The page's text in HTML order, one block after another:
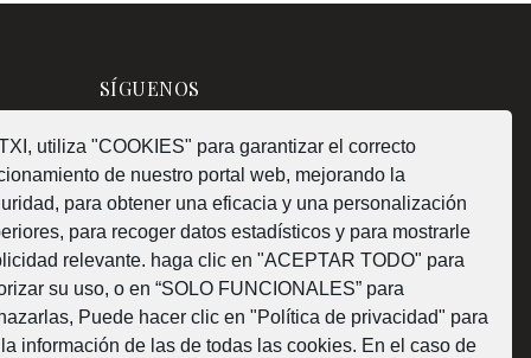
utiliza "COOKIES" para garantizar el correcto
de nuestro portal web, mejorando la
para obtener una eficacia y una personalización
para recoger datos estadísticos y para mostrarle
relevante. haga clic en "ACEPTAR TODO" para
su uso, o en “SOLO FUNCIONALES” para
Puede hacer clic en "Política de privacidad" para
información de las de todas las cookies. En el caso de
SÍGUENOS
¿Como fabricamos?